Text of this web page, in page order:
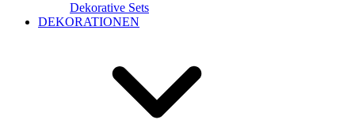
Dekorative Sets
DEKORATIONEN